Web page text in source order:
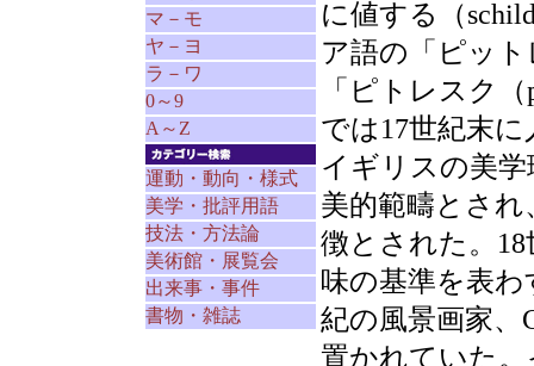
マ－モ
ヤ－ヨ
ラ－ワ
0～9
A～Z
運動・動向・様式
美学・批評用語
技法・方法論
美術館・展覧会
出来事・事件
書物・雑誌
に値する（
ア語の「ピッ
「ピトレスク
では17世紀末
イギリスの美
美的範疇とさ
徴とされた。
味の基準を表
紀の風景画家
置かれていた